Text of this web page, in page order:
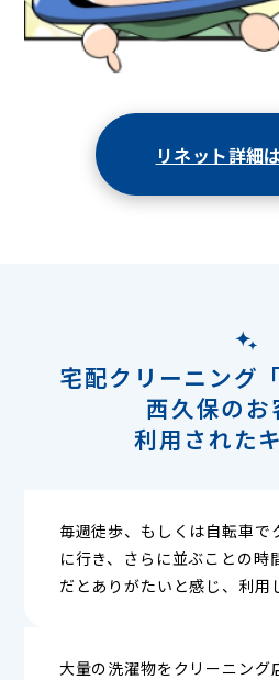
リネット詳細
宅配クリーニング
西久保のお
利用された
毎週徒歩、もしくは自転車で
に行き、さらに並ぶことの時
だとありがたいと感じ、利用
大量の洗濯物をクリーニング